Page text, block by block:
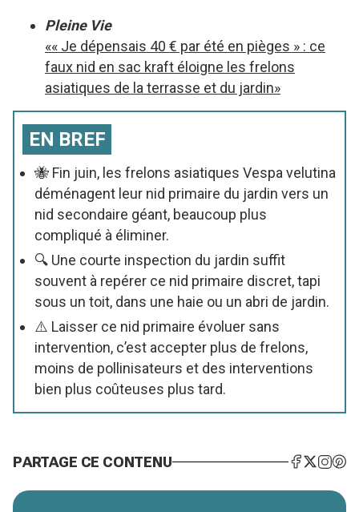
Pleine Vie
«« Je dépensais 40 € par été en pièges » : ce
faux nid en sac kraft éloigne les frelons
asiatiques de la terrasse et du jardin»
EN BREF
🐝 Fin juin, les frelons asiatiques Vespa velutina
déménagent leur nid primaire du jardin vers un
nid secondaire géant, beaucoup plus
compliqué à éliminer.
🔍 Une courte inspection du jardin suffit
souvent à repérer ce nid primaire discret, tapi
sous un toit, dans une haie ou un abri de jardin.
⚠️ Laisser ce nid primaire évoluer sans
intervention, c’est accepter plus de frelons,
moins de pollinisateurs et des interventions
bien plus coûteuses plus tard.
PARTAGE CE CONTENU